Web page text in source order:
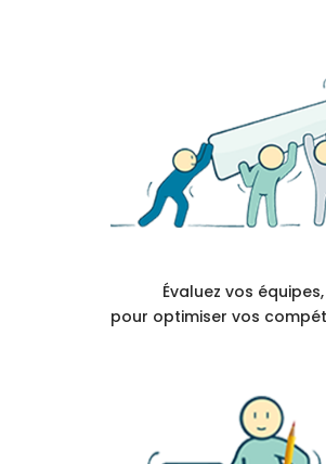
Évaluez vos équipes,
pour optimiser vos